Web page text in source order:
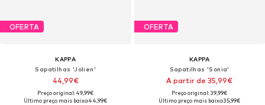
OFERTA
KAPPA
Sapatilhas 'Jolien'
44,99€
Preço original: 49,99€
Último preço mais baixo:44,99€
OFERTA
KAPPA
Sapatilhas 'Sonia'
A partir de 35,99€
Preço original: 39,99€
Último preço mais baixo:35,99€